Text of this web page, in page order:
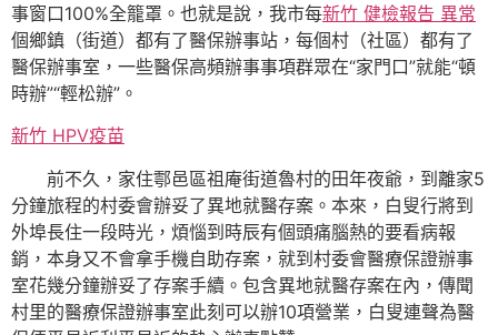
事窗口100%全籠罩。也就是說，我市每新竹 健檢報告 異常
個鄉鎮（街道）都有了醫保辦事站，每個村（社區）都有了
醫保辦事室，一些醫保高頻辦事事項群眾在“家門口”就能“頓
時辦”“輕松辦”。
新竹 HPV疫苗
前不久，家住鄠邑區祖庵街道魯村的田年夜爺，到離家5
分鐘旅程的村委會辦妥了異地就醫存案。本來，白叟行將到
外埠長住一段時光，煩惱到時辰有個頭痛腦熱的要看病報
銷，本身又不會拿手機自助存案，就到村委會醫療保證辦事
室花幾分鐘辦妥了存案手續。包含異地就醫存案在內，傳聞
村里的醫療保證辦事室此刻可以辦10項營業，白叟連聲為醫